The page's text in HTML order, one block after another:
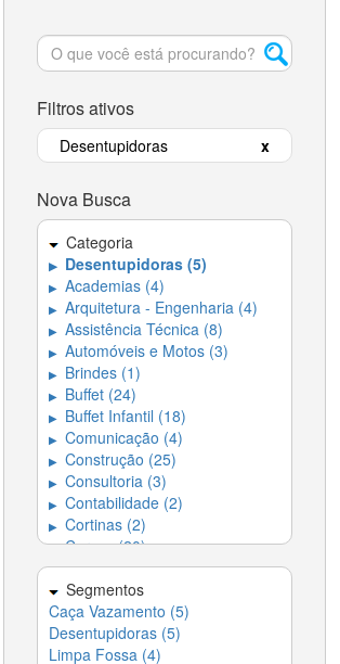
Filtros ativos
Desentupidoras x
Nova Busca
Categoria
▶ Desentupidoras (5)
▶ Academias (4)
▶ Arquitetura - Engenharia (4)
▶ Assistência Técnica (8)
▶ Automóveis e Motos (3)
▶ Brindes (1)
▶ Buffet (24)
▶ Buffet Infantil (18)
▶ Comunicação (4)
▶ Construção (25)
▶ Consultoria (3)
▶ Contabilidade (2)
▶ Cortinas (2)
▶ Cursos (20)
▶ Decoração (17)
▶ Dedetizadora (4)
▶ Dedetizadoras e
Desentupidoras (5)
▶ Entregas em Domicílio -
Segmentos
Caça Vazamento (5)
Desentupidoras (5)
Limpa Fossa (4)